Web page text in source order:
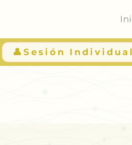
👤Sesión Individual